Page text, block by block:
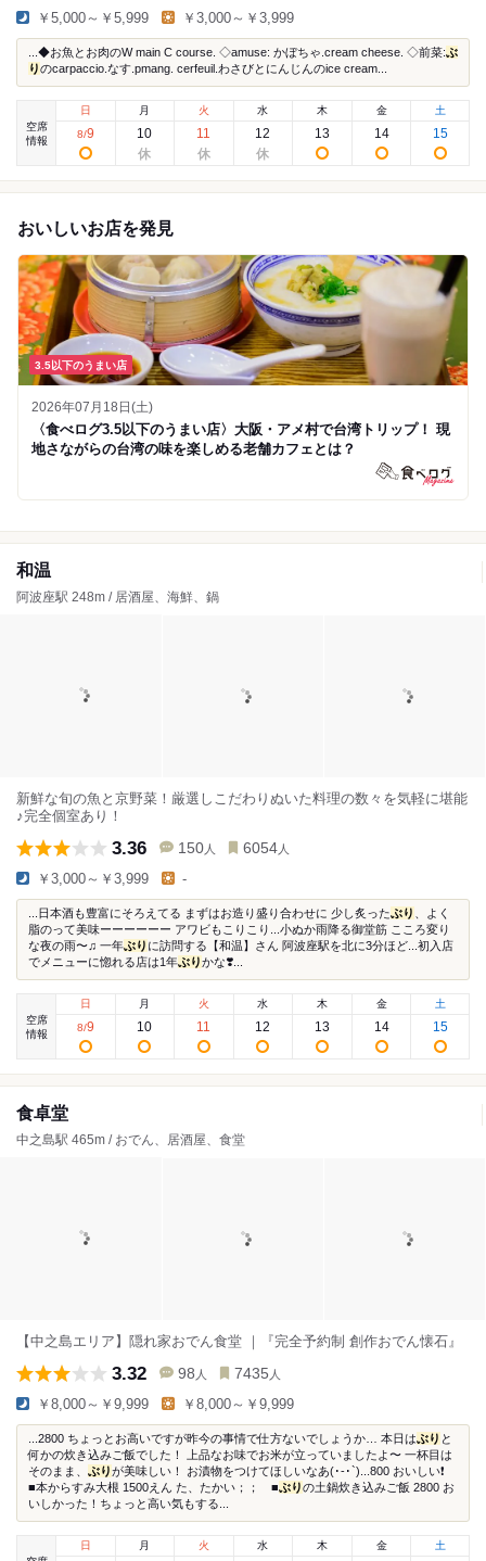
￥5,000～￥5,999 ￥3,000～￥3,999
...◆お魚とお肉のW main C course. ◇amuse: かぼちゃ.cream cheese. ◇前菜:ぶ
りのcarpaccio.なす.pmang. cerfeuil.わさびとにんじんのice cream...
空席
情報
日
8/9
月
10
火
11
水
12
木
13
金
14
土
15
おいしいお店を発見
3.5以下のうまい店
2026年07月18日(土)
〈食べログ3.5以下のうまい店〉大阪・アメ村で台湾トリップ！ 現
地さながらの台湾の味を楽しめる老舗カフェとは？
和温
阿波座駅 248m / 居酒屋、海鮮、鍋
新鮮な旬の魚と京野菜！厳選しこだわりぬいた料理の数々を気軽に堪能
♪完全個室あり！
3.36 150 人 6054 人
￥3,000～￥3,999 -
...日本酒も豊富にそろえてる まずはお造り盛り合わせに 少し炙ったぶり
、よく
脂のって美味ーーーーーー アワビもこりこり...小ぬか雨降る御堂筋 こころ変り
な夜の雨〜♫ 一年ぶり に訪問する【和温】さん 阿波座駅を北に3分ほど...初入店
でメニューに惚れる店は1年ぶりかな❣️...
空席
情報
日
8/9
月
10
火
11
水
12
木
13
金
14
土
15
食卓堂
中之島駅 465m / おでん、居酒屋、食堂
【中之島エリア】隠れ家おでん食堂 ｜『完全予約制 創作おでん懐石』
3.32 98 人 7435 人
￥8,000～￥9,999 ￥8,000～￥9,999
...2800 ちょっとお高いですが昨今の事情で仕方ないでしょうか… 本日はぶり と
何かの炊き込みご飯でした！ 上品なお味でお米が立っていましたよ〜 一杯目は
そのまま、 ぶりが美味しい！ お漬物をつけてほしいなあ(･-･`)...800 おいしい❗️
■本からすみ大根 1500えん た、たかい；； ■ぶりの土鍋炊き込みご飯 2800 お
いしかった！ちょっと高い気もする...
日 月 火 水 木 金 土